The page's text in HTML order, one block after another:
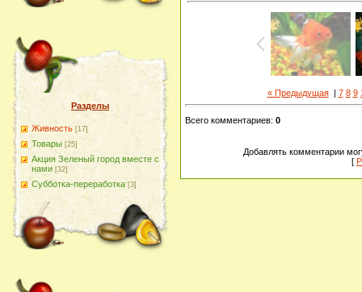
Разделы
Живность [17]
Товары [25]
Акция Зеленый город вместе с
нами [32]
Субботка-переработка [3]
« Предыдущая| 7 8 9
Всего комментариев: 0
Добавлять комментарии
[